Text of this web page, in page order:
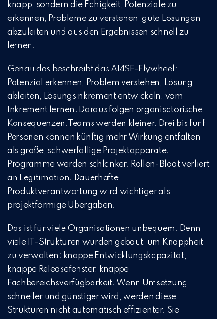
knapp, sondern die Fähigkeit, Potenziale zu
erkennen, Probleme zu verstehen, gute Lösungen
abzuleiten und aus den Ergebnissen schnell zu
lernen.
Genau das beschreibt das AI4SE-Flywheel:
Potenzial erkennen, Problem verstehen, Lösung
ableiten, Lösungsinkrement entwickeln, vom
Inkrement lernen. Daraus folgen organisatorische
Konsequenzen.Teams werden kleiner. Drei bis fünf
Personen können künftig mehr Wirkung entfalten
als große, schwerfällige Projektapparate.
Programme werden schlanker. Rollen-Bloat verliert
an Legitimation. Dauerhafte
Produktverantwortung wird wichtiger als
projektförmige Übergaben.
Das ist für viele Organisationen unbequem. Denn
viele IT-Strukturen wurden gebaut, um Knappheit
zu verwalten: knappe Entwicklungskapazität,
knappe Releasefenster, knappe
Fachbereichsverfügbarkeit. Wenn Umsetzung
schneller und günstiger wird, werden diese
Strukturen nicht automatisch effizienter. Sie